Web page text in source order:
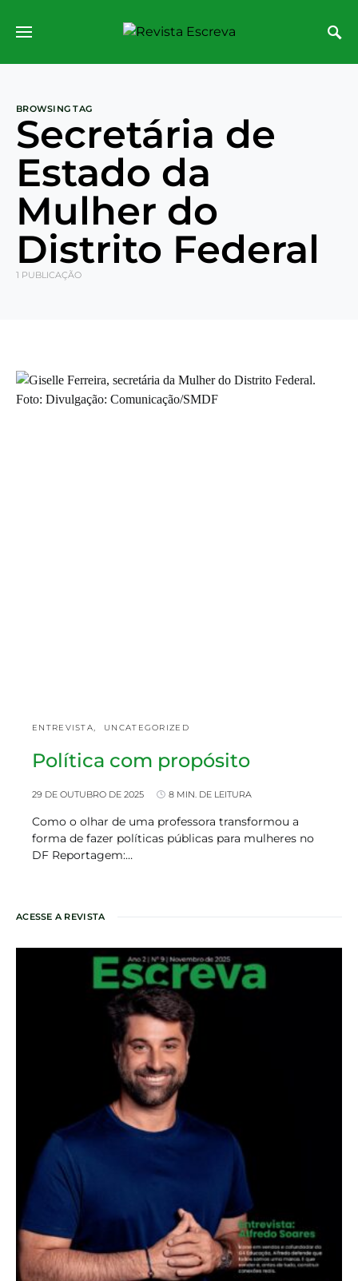
BROWSING TAG
Secretária de
Estado da
Mulher do
Distrito Federal
1 PUBLICAÇÃO
ENTREVISTA UNCATEGORIZED
Política com propósito
29 DE OUTUBRO DE 2025 8 MIN. DE LEITURA
Como o olhar de uma professora transformou a
forma de fazer políticas públicas para mulheres no
DF Reportagem:…
ACESSE A REVISTA